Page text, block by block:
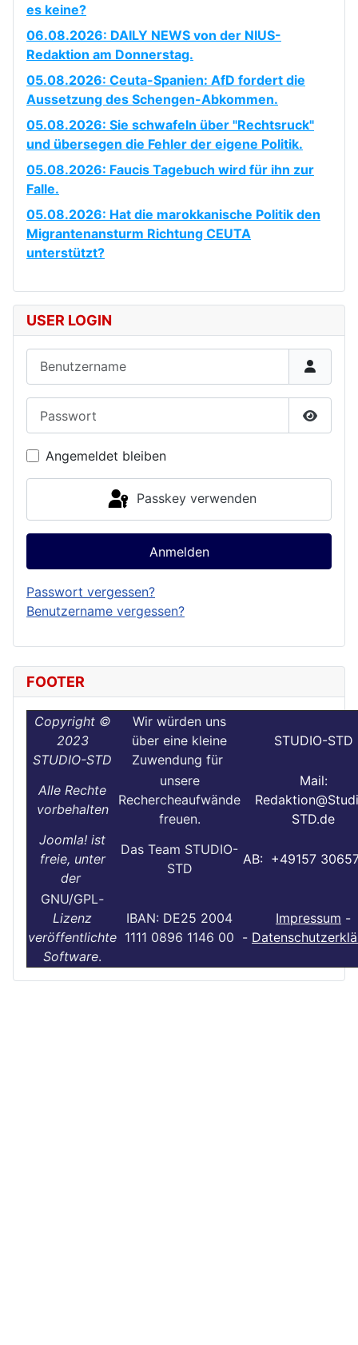
es keine?
06.08.2026: DAILY NEWS von der NIUS-
Redaktion am Donnerstag.
05.08.2026: Ceuta-Spanien: AfD fordert die
Aussetzung des Schengen-Abkommen.
05.08.2026: Sie schwafeln über "Rechtsruck"
und übersegen die Fehler der eigene Politik.
05.08.2026: Faucis Tagebuch wird für ihn zur
Falle.
05.08.2026: Hat die marokkanische Politik den
Migrantenansturm Richtung CEUTA
unterstützt?
USER LOGIN
Angemeldet bleiben
Passkey verwenden
Anmelden
Passwort vergessen?
Benutzername vergessen?
FOOTER
Copyright ©
2023
STUDIO-STD
Wir würden uns
über eine kleine
Zuwendung für
STUDIO-STD
Alle Rechte
vorbehalten
unsere
Rechercheaufwände
freuen.
Mail:
STD.de
Joomla! ist
freie, unter
der
Das Team STUDIO-
STD
AB: +49157
GNU/GPL-
Lizenz
veröffentlichte
Software.
IBAN: DE25 2004
1111 0896 1146 00
Impressum -
-